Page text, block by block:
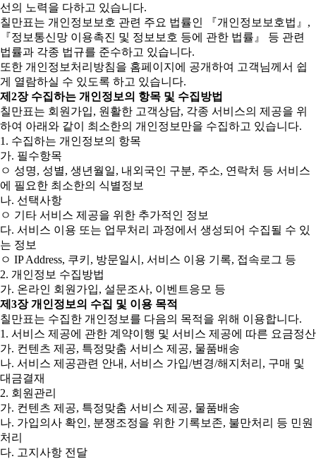
선의 노력을 다하고 있습니다.
칠만표는 개인정보보호 관련 주요 법률인 『개인정보보호법』,
『정보통신망 이용촉진 및 정보보호 등에 관한 법률』 등 관련
법률과 각종 법규를 준수하고 있습니다.
또한 개인정보처리방침을 홈페이지에 공개하여 고객님께서 쉽
게 열람하실 수 있도록 하고 있습니다.
제2장 수집하는 개인정보의 항목 및 수집방법
칠만표는 회원가입, 원활한 고객상담, 각종 서비스의 제공을 위
하여 아래와 같이 최소한의 개인정보만을 수집하고 있습니다.
1. 수집하는 개인정보의 항목
가. 필수항목
ㅇ 성명, 성별, 생년월일, 내외국인 구분, 주소, 연락처 등 서비스
에 필요한 최소한의 식별정보
나. 선택사항
ㅇ 기타 서비스 제공을 위한 추가적인 정보
다. 서비스 이용 또는 업무처리 과정에서 생성되어 수집될 수 있
는 정보
ㅇ IP Address, 쿠키, 방문일시, 서비스 이용 기록, 접속로그 등
2. 개인정보 수집방법
가. 온라인 회원가입, 설문조사, 이벤트응모 등
제3장 개인정보의 수집 및 이용 목적
칠만표는 수집한 개인정보를 다음의 목적을 위해 이용합니다.
1. 서비스 제공에 관한 계약이행 및 서비스 제공에 따른 요금정산
가. 컨텐츠 제공, 특정맞춤 서비스 제공, 물품배송
나. 서비스 제공관련 안내, 서비스 가입/변경/해지처리, 구매 및
대금결재
2. 회원관리
가. 컨텐츠 제공, 특정맞춤 서비스 제공, 물품배송
나. 가입의사 확인, 분쟁조정을 위한 기록보존, 불만처리 등 민원
처리
다. 고지사항 전달